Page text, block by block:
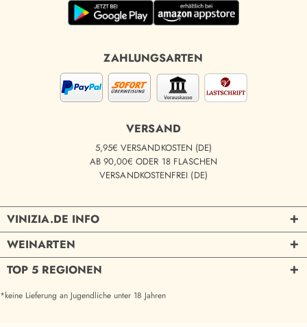
ZAHLUNGSARTEN
VERSAND
5,95€ VERSANDKOSTEN (DE)
AB 90,00€ ODER 18 FLASCHEN
VERSANDKOSTENFREI (DE)
VINIZIA.DE INFO
WEINARTEN
TOP 5 REGIONEN
*keine Lieferung an Jugendliche unter 18 Jahren